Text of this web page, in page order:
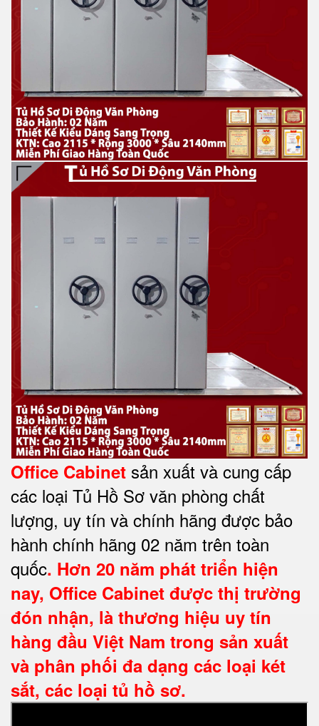
Office Cabinet sản xuất và cung cấp
các loại Tủ Hồ Sơ văn phòng chất
lượng, uy tín và chính hãng được bảo
hành chính hãng 02 năm trên toàn
quốc. Hơn 20 năm phát triển hiện
nay, Office Cabinet được thị trường
đón nhận, là thương hiệu uy tín
hàng đầu Việt Nam trong sản xuất
và phân phối đa dạng các loại két
sắt, các loại tủ hồ sơ.